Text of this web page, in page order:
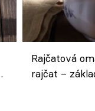
Rajčatová
rajčat –